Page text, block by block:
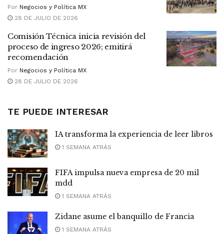
Por Negocios y Política MX
28 DE JULIO DE 2026
Comisión Técnica inicia revisión del
proceso de ingreso 2026; emitirá
recomendación
Por Negocios y Política MX
28 DE JULIO DE 2026
TE PUEDE INTERESAR
IA transforma la experiencia de leer libros
1 SEMANA ATRÁS
FIFA impulsa nueva empresa de 20 mil
mdd
1 SEMANA ATRÁS
Zidane asume el banquillo de Francia
1 SEMANA ATRÁS